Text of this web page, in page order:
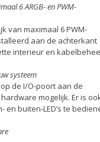
6 ARGB- en PWM-
van maximaal 6 PWM-
aan de achterkant
interieur en
systeem
de I/O-poort aan de
mogelijk. Er is
buiten-LED’s te